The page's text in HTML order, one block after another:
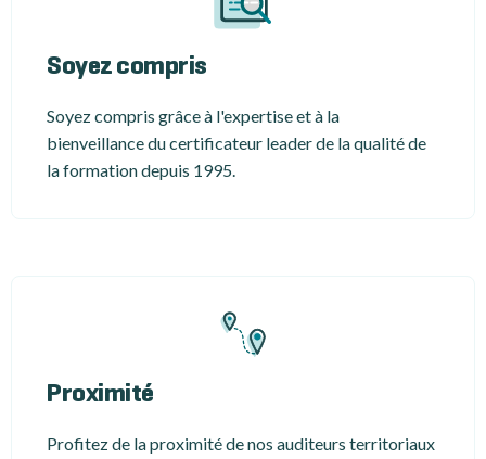
Soyez compris
Soyez compris grâce à l'expertise et à la
bienveillance du certificateur leader de la qualité de
la formation depuis 1995.
Proximité
Profitez de la proximité de nos auditeurs territoriaux